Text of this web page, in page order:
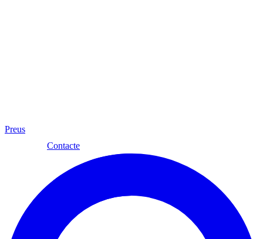
Preus
Contacte